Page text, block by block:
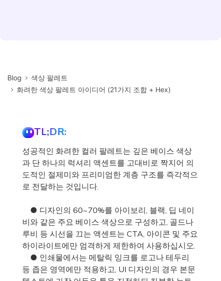
Blog
색상 팔레트
화려한 색상 팔레트 아이디어 (21가지 조합 + Hex)
TL;DR:
성공적인 화려한 컬러 팔레트는 깊은 베이스 색상
과 단 하나의 럭셔리 액센트를 고대비로 짝지어 의
도적인 절제미와 프리미엄한 계층 구조를 즉각적으
로 전달하는 것입니다.
● 디자인의 60~70%를 아이보리, 블랙, 딥 네이
비와 같은 주요 베이스 색상으로 구성하고, 골드나
루비 등 시선을 끄는 액센트는 CTA, 아이콘 및 주요
하이라이트에만 엄격하게 제한하여 사용하십시오.
● 인쇄물에서는 메탈릭 잉크를 로고나 테두리
등 좁은 영역에만 적용하고, UI 디자인의 경우 본문